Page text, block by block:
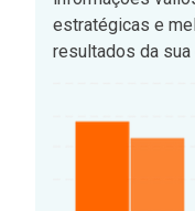
estratégicas e
resultados da sua